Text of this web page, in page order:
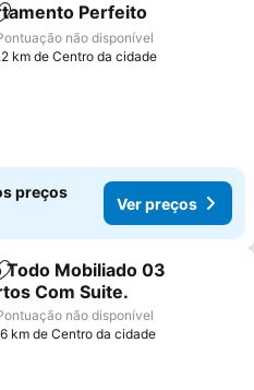
aos favoritos
Perfeito
não disponível
km de Centro da cidade
preços
Ver preços
aos favoritos
Todo Mobiliado 03
Com Suite.
não disponível
km de Centro da cidade